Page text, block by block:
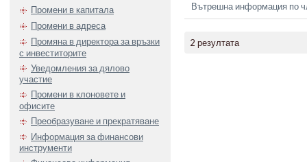
Промени в капитала
Промени в адреса
Промяна в директора за връзки
с инвеститорите
Уведомления за дялово
участие
Промени в клоновете и
офисите
Преобразуване и прекратяване
Информация за финансови
инструменти
Вътрешна информация по
2 резултата